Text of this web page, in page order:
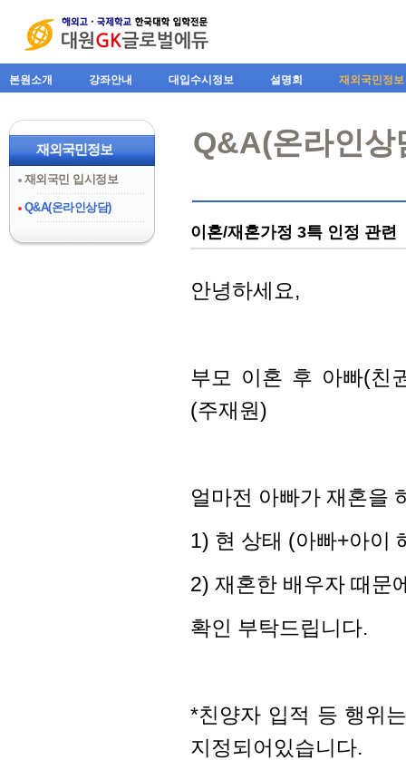
본원소개 강좌안내 대입수시정보 설명회 재외국민정보
재외국민정보
재외국민 입시정보
Q&A(온라인상담)
Q&A(온라인상
이혼/재혼가정 3특 인정 관련
안녕하세요,
부모 이혼 후 아빠(친
(주재원)
얼마전 아빠가 재혼을
1) 현 상태 (아빠+아이
2) 재혼한 배우자 때문
확인 부탁드립니다.
*친양자 입적 등 행위
지정되어있습니다.